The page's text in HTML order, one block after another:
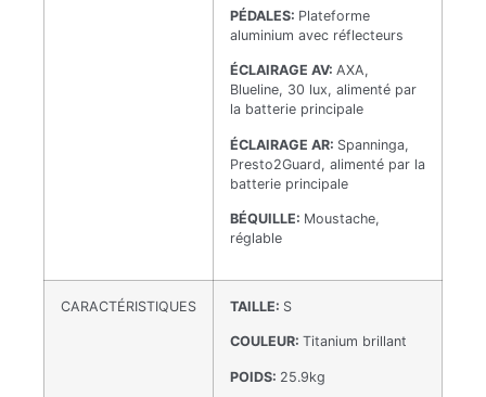
PÉDALES: Plateforme
aluminium avec réflecteurs
ÉCLAIRAGE AV: AXA,
Blueline, 30 lux, alimenté par
la batterie principale
ÉCLAIRAGE AR: Spanninga,
Presto2Guard, alimenté par la
batterie principale
BÉQUILLE: Moustache,
réglable
CARACTÉRISTIQUES TAILLE: S
COULEUR: Titanium brillant
POIDS: 25.9kg